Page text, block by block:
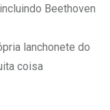
Beethoven
lanchonete do
coisa